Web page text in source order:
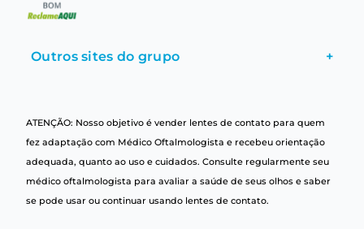
Outros sites do grupo +
ATENÇÃO: Nosso objetivo é vender lentes de contato para quem
fez adaptação com Médico Oftalmologista e recebeu orientação
adequada, quanto ao uso e cuidados. Consulte regularmente seu
médico oftalmologista para avaliar a saúde de seus olhos e saber
se pode usar ou continuar usando lentes de contato.